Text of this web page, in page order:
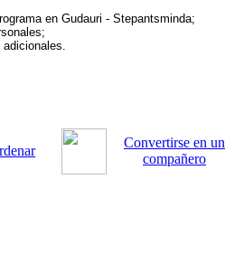
en Gudauri - Stepantsminda;
Convertirse en un
compañero